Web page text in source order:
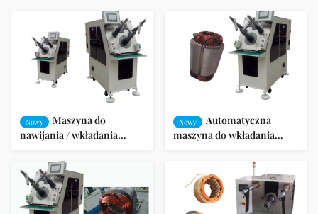
Nowy
Maszyna do
nawijania / wkładania
/ pozioma)
Nowy
Automatyczna
maszyna do wkładania
silnika wentylatora